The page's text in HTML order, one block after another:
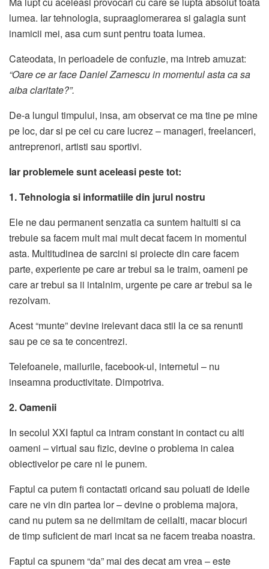
lumea. Iar tehnologia, supraaglomerarea si galagia sunt
inamicii mei, asa cum sunt pentru toata lumea.
Cateodata, in perioadele de confuzie, ma intreb amuzat:
“Oare ce ar face Daniel Zarnescu in momentul asta ca sa
aiba claritate?”.
De-a lungul timpului, insa, am observat ce ma tine pe mine
pe loc, dar si pe cei cu care lucrez – manageri, freelanceri,
antreprenori, artisti sau sportivi.
Iar problemele sunt aceleasi peste tot:
1. Tehnologia si informatiile din jurul nostru
Ele ne dau permanent senzatia ca suntem haituiti si ca
trebuie sa facem mult mai mult decat facem in momentul
asta. Multitudinea de sarcini si proiecte din care facem
parte, experiente pe care ar trebui sa le traim, oameni pe
care ar trebui sa ii intalnim, urgente pe care ar trebui sa le
rezolvam.
Acest “munte” devine irelevant daca stii la ce sa renunti
sau pe ce sa te concentrezi.
Telefoanele, mailurile, facebook-ul, internetul – nu
inseamna productivitate. Dimpotriva.
2. Oamenii
In secolul XXI faptul ca intram constant in contact cu alti
oameni – virtual sau fizic, devine o problema in calea
obiectivelor pe care ni le punem.
Faptul ca putem fi contactati oricand sau poluati de ideile
care ne vin din partea lor – devine o problema majora,
cand nu putem sa ne delimitam de ceilalti, macar blocuri
de timp suficient de mari incat sa ne facem treaba noastra.
Faptul ca spunem “da” mai des decat am vrea – este